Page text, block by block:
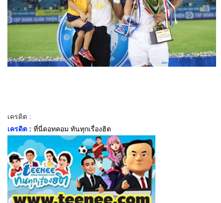
เครดิต :
เครดิต : ที่นี่ดอทคอม ทันทุกเรื่องฮิต